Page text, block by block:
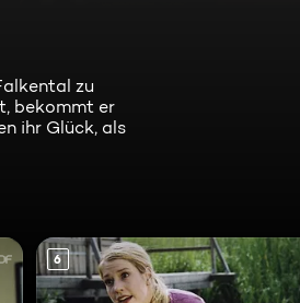
zu
bekommt er
ihr Glück, als
6